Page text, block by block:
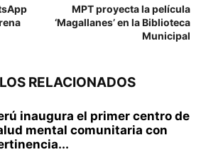
MPT proyecta la película
‘Magallanes’ en la Biblioteca
Municipal
RELACIONADOS
inaugura el primer centro de
mental comunitaria con